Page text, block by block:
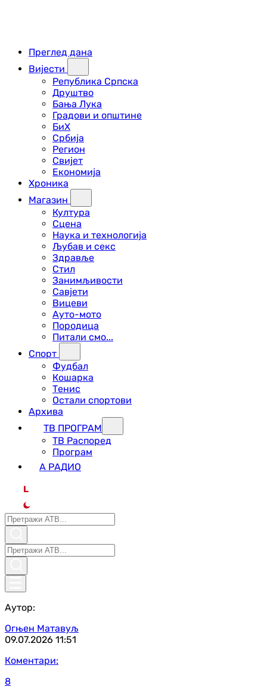
Преглед дана
Вијести
Република Српска
Друштво
Бања Лука
Градови и општине
БиХ
Србија
Регион
Свијет
Економија
Хроника
Магазин
Култура
Сцена
Наука и технологија
Љубав и секс
Здравље
Стил
Занимљивости
Савјети
Вицеви
Ауто-мото
Породица
Питали смо...
Спорт
Фудбал
Кошарка
Тенис
Остали спортови
Архива
ТВ ПРОГРАМ
ТВ Распоред
Програм
А РАДИО
L
Аутор:
Огњен Матавуљ
09.07.2026 11:51
Коментари:
8